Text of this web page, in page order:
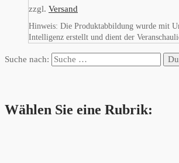
zzgl. Versand
Hinweis: Die Produktabbildung wurde mit
Intelligenz erstellt und dient der
Suche nach:
Wählen Sie eine Rubrik: